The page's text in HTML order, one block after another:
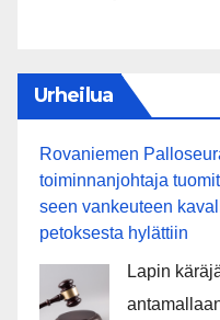
Urheilua
Rovaniemen
toiminnanjohtaja
seen van­keu­teen
pe­tok­ses­ta hy­lät­tiin
Lapin